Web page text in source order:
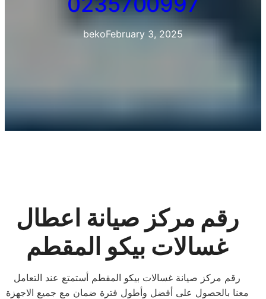
bekoFebruary 3, 2025
رقم مركز صيانة اعطال
غسالات بيكو المقطم
رقم مركز صيانة غسالات بيكو المقطم أستمتع عند التعامل
معنا بالحصول على أفضل وأطول فترة ضمان مع جميع الاجهزة